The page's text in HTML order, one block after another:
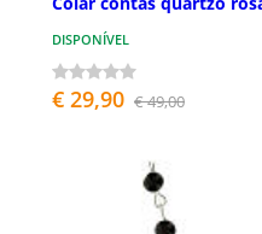
DISPONÍVEL
€ 29,90 € 49,00